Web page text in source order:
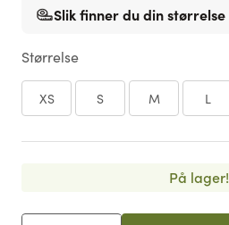
Slik finner du din størrelse
Størrelse
XS S M L
På lager!